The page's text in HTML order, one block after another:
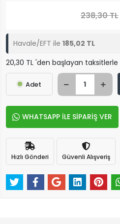
238,30 TL
Havale/EFT ile 185,02 TL
20,30 TL 'den başlayan taksitlerle
Adet
WHATSAPP İLE SİPARİŞ VER
Hızlı Gönderi Güvenli Alışveriş